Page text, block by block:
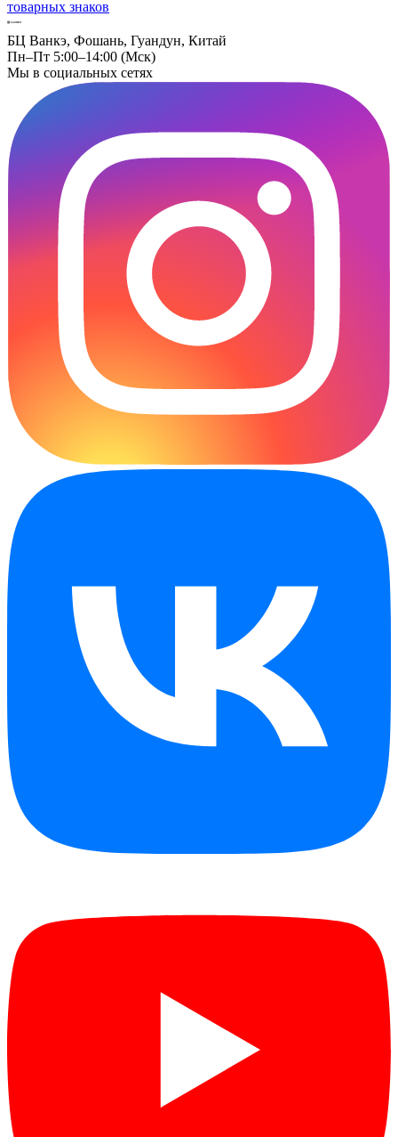
товарных знаков
БЦ Ванкэ, Фошань, Гуандун, Китай
Пн–Пт 5:00–14:00 (Мск)
Мы в социальных сетях